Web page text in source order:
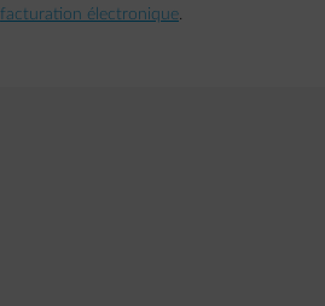
facturation électronique.